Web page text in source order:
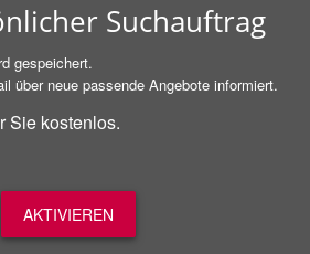
Suchauftrag
gespeichert.
über neue passende Angebote informiert.
Sie kostenlos.
AKTIVIEREN